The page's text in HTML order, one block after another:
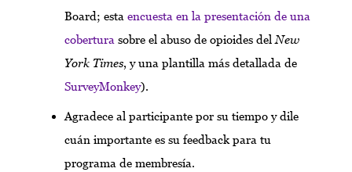
Board; esta encuesta en la presentación de una
cobertura sobre el abuso de opioides del New
York Times, y una plantilla más detallada de
SurveyMonkey).
Agradece al participante por su tiempo y dile
cuán importante es su feedback para tu
programa de membresía.